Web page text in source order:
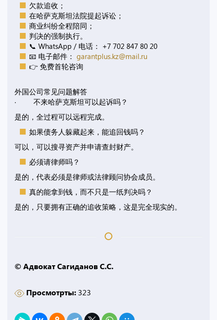
欠款追收；
在哈萨克斯坦法院提起诉讼；
商业纠纷全程陪同；
判决的强制执行。
📞 WhatsApp / 电话： +7 702 847 80 20
📧 电子邮件： garantplus.kz@mail.ru
👉 免费首轮咨询
外国公司常见问题解答
· 不来哈萨克斯坦可以起诉吗？
是的，全过程可以远程完成。
如果债务人躲藏起来，能追回钱吗？
可以，可以搜寻资产并申请查封财产。
必须请律师吗？
是的，代表必须是律师或法律顾问协会成员。
真的能拿到钱，而不只是一纸判决吗？
是的，只要拥有正确的追收策略，这是完全现实的。
© Адвокат Сагиданов С.С.
Просмотрты: 323